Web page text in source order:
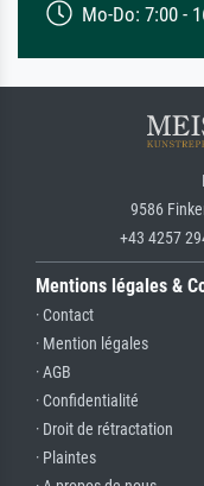
Mo-Do: 7:00 -
9586
+43 4257
Mentions légales &
· Contact
· Mention légales
· AGB
· Confidentialité
· Droit de rétractation
· Plaintes